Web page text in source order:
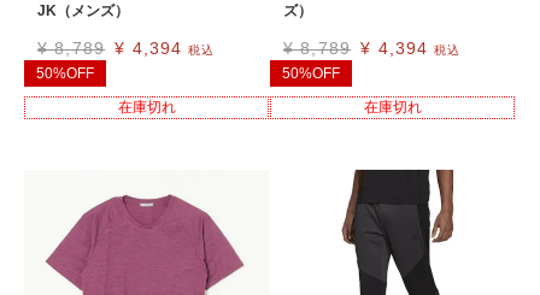
JK（メンズ）
¥ 8,789 ¥ 4,394 税込
50%OFF
在庫切れ
ズ）
¥ 8,789 ¥ 4,394 税込
50%OFF
在庫切れ